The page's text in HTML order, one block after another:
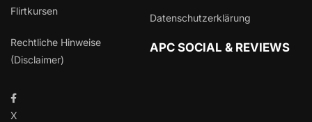
Flirtkursen
Datenschutzerklärung
Rechtliche Hinweise
(Disclaimer)
APC SOCIAL & REVIEWS
X